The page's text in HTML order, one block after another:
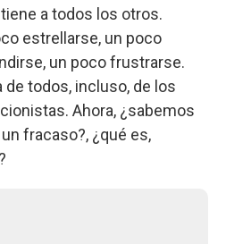
a todos los otros.
estrellarse, un poco
un poco frustrarse.
de todos, incluso, de los
Ahora, ¿sabemos
fracaso?, ¿qué es,